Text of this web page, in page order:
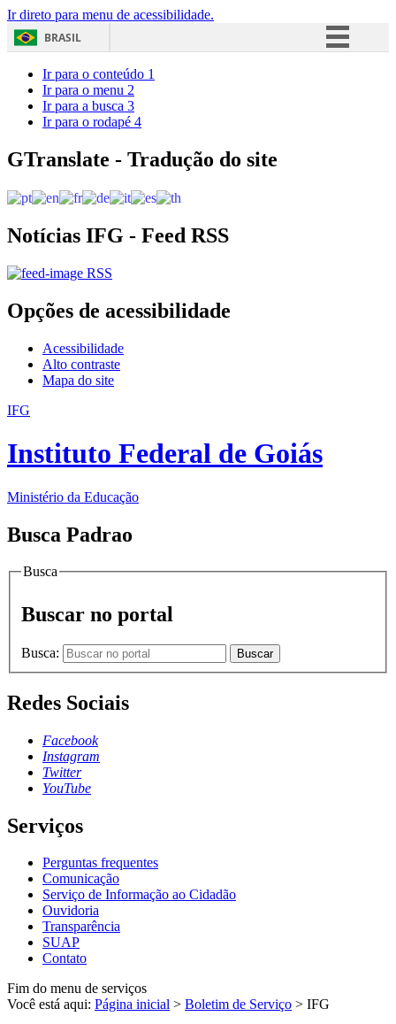
Ir direto para menu de acessibilidade.
BRASIL
Acesso à informação
Ir para o conteúdo 1
Ir para o menu 2
Ir para a busca 3
Ir para o rodapé 4
GTranslate - Tradução do site
Notícias IFG - Feed RSS
RSS
Opções de acessibilidade
Acessibilidade
Alto contraste
Mapa do site
IFG
Instituto Federal de Goiás
Ministério da Educação
Busca Padrao
Busca
Buscar no portal
Busca: Buscar
Redes Sociais
Facebook
Instagram
Twitter
YouTube
Serviços
Perguntas frequentes
Comunicação
Serviço de Informação ao Cidadão
Ouvidoria
Transparência
SUAP
Contato
Fim do menu de serviços
Você está aqui: Página inicial > Boletim de Serviço > IFG